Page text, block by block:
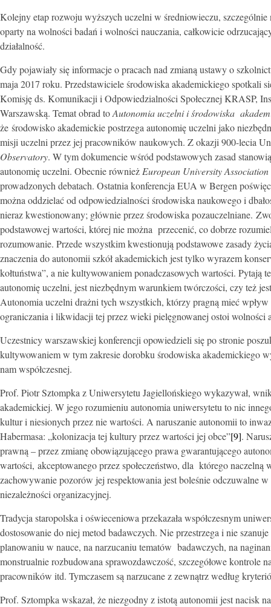
Kolejny etap rozwoju wyższych uczelni w średniowieczu,
oparty na wolności badań i wolności nauczania, całkowicie
działalność.
Gdy pojawiały się informacje o pracach nad zmianą ustawy o
maja 2017 roku. Przedstawiciele środowiska akademickiego spotkali
Komisję ds. Komunikacji i Odpowiedzialności Społecznej KRASP,
Warszawską. Temat obrad toAutonomia uczelni i środowiska
że środowisko akademickie postrzega autonomię uczelni jako
misji uczelni przez jej pracowników naukowych. Z okazji 900-lecia
Observatory. W tym dokumencie wśród podstawowych zasad
autonomię uczelni. Obecnie również European University Association
prowadzonych debatach. Ostatnia konferencja EUA w Bergen
można oddzielać od odpowiedzialności środowiska naukowego i
nieraz kwestionowany; głównie przez środowiska pozauczelniane.
podstawowej wartości, której nie można przecenić, co dobrze
rozumowanie. Przede wszystkim kwestionują podstawowe zasady
znaczenia do autonomii szkół akademickich jest tylko wyrazem
kołtuństwa”, a nie kultywowaniem ponadczasowych wartości.
autonomię uczelni, jest niezbędnym warunkiem twórczości, czy też
Autonomia uczelni drażni tych wszystkich, którzy pragną mieć
ograniczania i likwidacji tej przez wieki pielęgnowanej ostoi wolności
Uczestnicy warszawskiej konferencji opowiedzieli się po stronie
kultywowaniem w tym zakresie dorobku środowiska akademickiego
nam współczesnej.
Prof. Piotr Sztompka z Uniwersytetu Jagiellońskiego wykazywał,
akademickiej. W jego rozumieniu autonomia uniwersytetu to nic
kultur i niesionych przez nie wartości. A naruszanie autonomii to
Habermasa: „kolonizacja tej kultury przez wartości jej obce”[9].
prawną – przez zmianę obowiązującego prawa gwarantującego
wartości, akceptowanego przez społeczeństwo, dla którego
zachowywanie pozorów jej respektowania jest boleśnie odczuwalne
niezależności organizacyjnej.
Tradycja staropolska i oświeceniowa przekazała współczesnym
dostosowanie do niej metod badawczych. Nie przestrzega i nie
planowaniu w nauce, na narzucaniu tematów badawczych, na
monstrualnie rozbudowana sprawozdawczość, szczegółowe kontrole
pracowników itd. Tymczasem są narzucane z zewnątrz według
Prof. Sztompka wskazał, że niezgodny z istotą autonomii jest nacisk